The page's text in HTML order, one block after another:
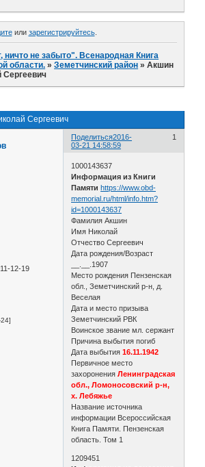
или зарегистрируйтесь.
ничто не забыто". Всенародная Книга
области. »Земетчинский район »Акшин
Сергеевич
Сергеевич
Поделиться 1
2016-
03-21 14:58:59
12-19
1000143637
Информация из Книги
Памяти https://www.obd-
memorial.ru/html/info.htm?
id=1000143637
Фамилия Акшин
Имя Николай
Отчество Сергеевич
Дата рождения/Возраст
__.__.1907
Место рождения Пензенская
обл., Земетчинский р-н, д.
Веселая
Дата и место призыва
Земетчинский РВК
Воинское звание мл. сержант
Причина выбытия погиб
Дата выбытия16.11.1942
Первичное место
захороненияЛенинградская
обл., Ломоносовский р-н,
х. Лебяжье
Название источника
информации Всероссийская
Книга Памяти. Пензенская
область. Том 1
1209451